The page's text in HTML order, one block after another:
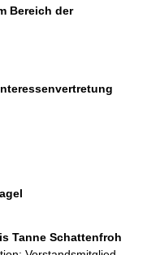
Bereich der
Tanne Schattenfroh